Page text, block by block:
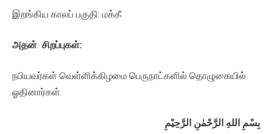
இறங்கிய காலப் பகுதி: மக்கீ
அதன் சிறப்புகள்:
நபியவர்கள் வெள்ளிக்கிழமை பெருநாட்களில் தொழுகையில்
ஓதினார்கள்.
بِسْمِ اللهِ الرَّحْمٰنِ الرَّحِيْمِ